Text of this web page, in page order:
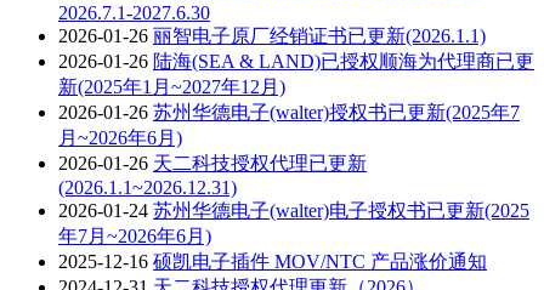
2026.7.1-2027.6.30
2026-01-26 丽智电子原厂经销证书已更新(2026.1.1)
2026-01-26 陆海(SEA & LAND)已授权顺海为代理商已更
新(2025年1月~2027年12月)
2026-01-26 苏州华德电子(walter)授权书已更新(2025年7
月~2026年6月)
2026-01-26 天二科技授权代理已更新
(2026.1.1~2026.12.31)
2026-01-24 苏州华德电子(walter)电子授权书已更新(2025
年7月~2026年6月)
2025-12-16 硕凯电子插件 MOV/NTC 产品涨价通知